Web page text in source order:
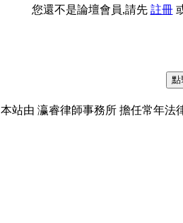
您還不是論壇會員,請先 註冊
本站由 瀛睿律師事務所 擔任常年法